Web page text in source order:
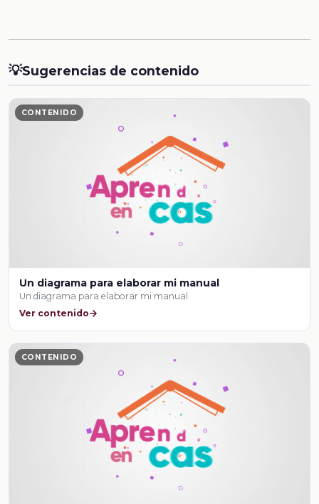
💡Sugerencias de contenido
CONTENIDO
Un diagrama para elaborar mi manual
Un diagrama para elaborar mi manual
Ver contenido
CONTENIDO